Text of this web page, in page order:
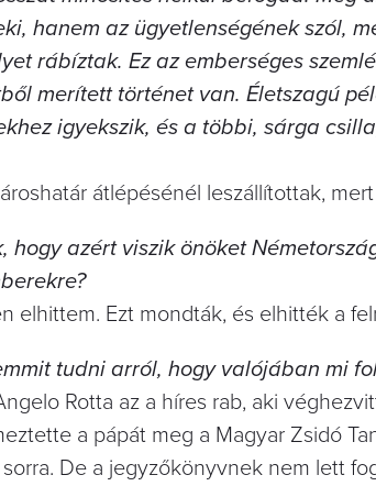
hanem az ügyetlenségének szól,
rábíztak. Ez az emberséges
merített történet van. Életszagú
igyekszik, és a többi, sárga
átlépésénél leszállítottak,
hogy azért viszik önöket
elhittem. Ezt mondták, és elhitték a
tudni arról, hogy valójában mi
Rotta az a híres rab, aki
a pápát meg a Magyar Zsidó
De a jegyzőkönyvnek nem lett